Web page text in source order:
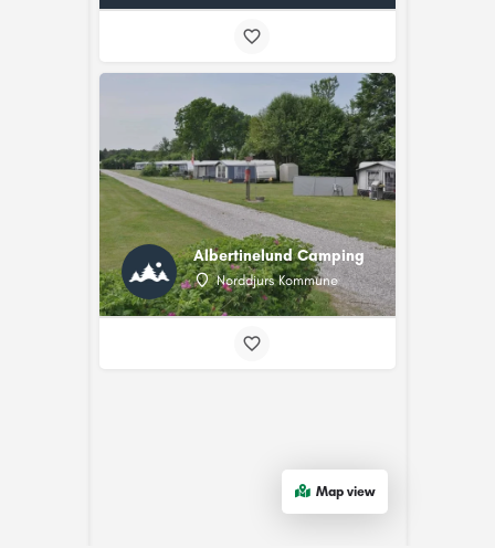
Albertinelund Camping
Norddjurs Kommune
Map view